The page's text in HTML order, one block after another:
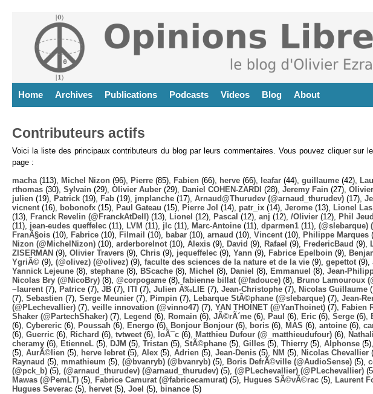
Home Archives Publications Podcasts Videos Blog About
Contributeurs actifs
Voici la liste des principaux contributeurs du blog par leurs commentaires. Vous pouvez cliquer sur
page :
macha (113), Michel Nizon (96), Pierre (85), Fabien (66), herve (66), leafar (44), guillaume (42),
rthomas (30), Sylvain (29), Olivier Auber (29), Daniel COHEN-ZARDI (28), Jeremy Fain (27), Olivier
julien (19), Patrick (19), Fab (19), jmplanche (17), Arnaud@Thurudev (@arnaud_thurudev) (17),
vicnent (16), bobonofx (15), Paul Gateau (15), Pierre Jol (14), patr_ix (14), Jerome (13), Lionel
(13),
Franck Revelin (@FranckAtDell) (13), Lionel (12), Pascal (12), anj (12), /Olivier (12), Phil
(11), jean-eudes queffelec (11), LVM (11), jlc (11), Marc-Antoine (11), dparmen1 (11), (@slebarque)
FranÃ§ois (10), Fabrice (10), Filmail (10), babar (10), arnaud (10), Vincent (10), Philippe Marques
Nizon (@MichelNizon) (10), arderborelnot (10), Alexis (9), David (9), Rafael (9), FredericBaud (9),
ZISERMAN (9), Olivier Travers (9), Chris (9), jequeffelec (9), Yann (9), Fabrice Epelboin (9),
YgriÃ© (9), (@olivez) (@olivez) (9), faculte des sciences de la nature et de la vie (9), gepettot (9),
Yannick Lejeune (8), stephane (8), BScache (8), Michel (8), Daniel (8), Emmanuel (8), Jean-
Nicolas Bry (@NicoBry) (8), @corpogame (8), fabienne billat (@fadouce) (8), Bruno Lamouroux
~laurent (7), Patrice (7), JB (7), ITI (7), Julien Ã‰LIE (7), Jean-Christophe (7), Nicolas Guillaume
(7), Sebastien (7), Serge Meunier (7), Pimpin (7), Lebarque StÃ©phane (@slebarque) (7), Jean-
(@PLechevallier) (7), veille innovation (@vinno47) (7), YAN THOINET (@YanThoinet) (7), Fabien
Shaker (@PartechShaker) (7), Legend (6), Romain (6), JÃ©rÃ´me (6), Paul (6), Eric (6), Serge (6),
(6), Cybereric (6), Poussah (6), Energo (6), Bonjour Bonjour (6), boris (6), MAS (6), antoine (6),
(6), Guerric (6), Richard (6), tvtweet (6), loÃ¯c (6), Matthieu Dufour (@_matthieudufour) (6),
cheramy (6), EtienneL (5), DJM (5), Tristan (5), StÃ©phane (5), Gilles (5), Thierry (5), Alphonse (5),
(5), AurÃ©lien (5), herve lebret (5), Alex (5), Adrien (5), Jean-Denis (5), NM (5), Nicolas Chevallier
Raynaud (5), mmathieum (5), (@bvanryb) (@bvanryb) (5), Boris DefrÃ©ville (@AudioSense) (5),
(@pck_b) (5), (@arnaud_thurudev) (@arnaud_thurudev) (5), (@PLechevallier) (@PLechevallier)
Mawas (@PemLT) (5), Fabrice Camurat (@fabricecamurat) (5), Hugues SÃ©vÃ©rac (5), Laurent
Hugues Severac (5), hervet (5), Joel (5), binance (5)